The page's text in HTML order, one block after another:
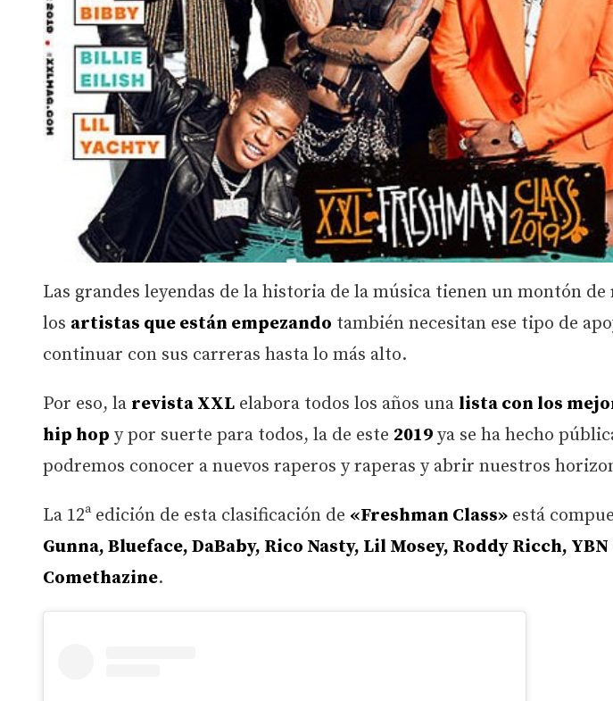
Las grandes leyendas de la historia de la música tienen un montón
los artistas que están empezando también necesitan ese tipo de
continuar con sus carreras hasta lo más alto.
Por eso, la revista XXL elabora todos los años una lista con los
hip hop y por suerte para todos, la de este 2019 ya se ha hecho
podremos conocer a nuevos raperos y raperas y abrir nuestros
La 12ª edición de esta clasificación de «Freshman Class» está
Gunna, Blueface, DaBaby, Rico Nasty, Lil Mosey, Roddy Ricch,
Comethazine.